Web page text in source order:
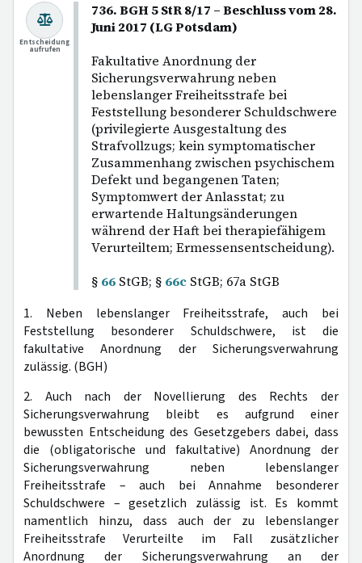
736. BGH 5 StR 8/17 – Beschluss vom 28.
Juni 2017 (LG Potsdam)
Fakultative Anordnung der
Sicherungsverwahrung neben
lebenslanger Freiheitsstrafe bei
Feststellung besonderer Schuldschwere
(privilegierte Ausgestaltung des
Strafvollzugs; kein symptomatischer
Zusammenhang zwischen psychischem
Defekt und begangenen Taten;
Symptomwert der Anlasstat; zu
erwartende Haltungsänderungen
während der Haft bei therapiefähigem
Verurteiltem; Ermessensentscheidung).
§ 66 StGB; § 66c StGB; 67a StGB
Entscheidung
aufrufen
1. Neben lebenslanger Freiheitsstrafe, auch bei
Feststellung besonderer Schuldschwere, ist die
fakultative Anordnung der Sicherungsverwahrung
zulässig. (BGH)
2. Auch nach der Novellierung des Rechts der
Sicherungsverwahrung bleibt es aufgrund einer
bewussten Entscheidung des Gesetzgebers dabei, dass
die (obligatorische und fakultative) Anordnung der
Sicherungsverwahrung neben lebenslanger
Freiheitsstrafe – auch bei Annahme besonderer
Schuldschwere – gesetzlich zulässig ist. Es kommt
namentlich hinzu, dass auch der zu lebenslanger
Freiheitsstrafe Verurteilte im Fall zusätzlicher
Anordnung der Sicherungsverwahrung an der